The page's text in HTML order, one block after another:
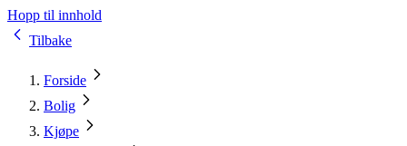
Hopp til innhold
Tilbake
Forside
Bolig
Kjøpe